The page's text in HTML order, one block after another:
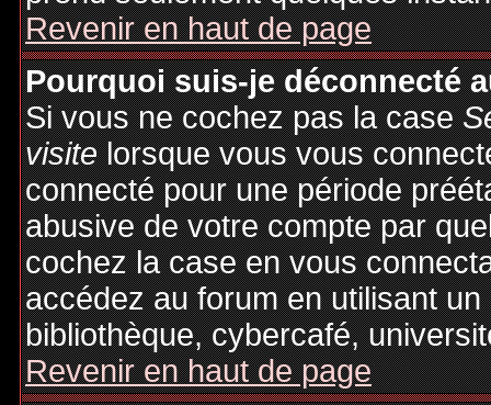
Revenir en haut de page
Pourquoi suis-je déconnecté
Si vous ne cochez pas la case
visitelorsque vous vous
connecté pour une période
abusive de votre compte par
cochez la case en vous
accédez au forum en utilisant
bibliothèque, cybercafé,
Revenir en haut de page